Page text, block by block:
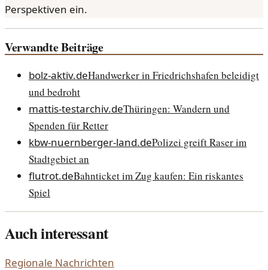
Perspektiven ein.
Verwandte Beiträge
bolz-aktiv.deHandwerker in Friedrichshafen beleidigt
und bedroht
mattis-testarchiv.deThüringen: Wandern und
Spenden für Retter
kbw-nuernberger-land.dePolizei greift Raser im
Stadtgebiet an
flutrot.deBahnticket im Zug kaufen: Ein riskantes
Spiel
Auch interessant
Regionale Nachrichten